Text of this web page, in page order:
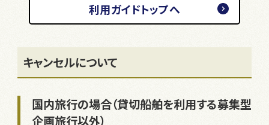
利用ガイドトップへ
キャンセルについて
国内旅行の場合（貸切船舶を利用する募集型
企画旅行以外）